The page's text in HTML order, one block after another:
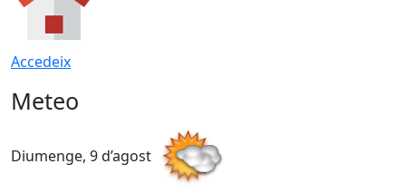
Accedeix
Meteo
Diumenge, 9 d’agost